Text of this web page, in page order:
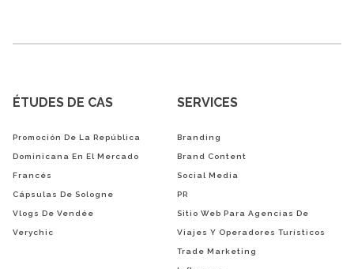
ÉTUDES DE CAS
Promoción De La República
Dominicana En El Mercado
Francés
Cápsulas De Sologne
Vlogs De Vendée
Verychic
SERVICES
Branding
Brand Content
Social Media
PR
Sitio Web Para Agencias De
Viajes Y Operadores Turísticos
Trade Marketing